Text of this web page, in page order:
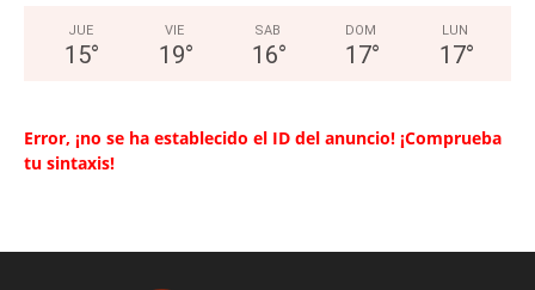
JUE
15°
VIE
19°
SAB
16°
DOM
17°
LUN
17°
Error, ¡no se ha establecido el ID del anuncio! ¡Comprueba
tu sintaxis!